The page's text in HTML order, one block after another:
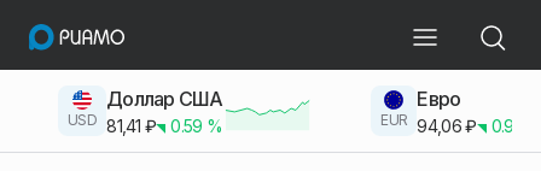
USD
Доллар США
81,41 ₽ 0.59 % EUR
Евро
94,06₽ 0.93